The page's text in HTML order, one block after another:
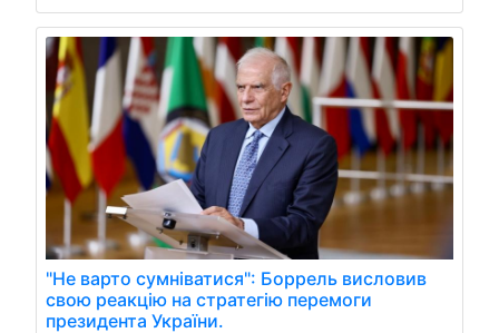
"Не варто сумніватися": Боррель висловив
свою реакцію на стратегію перемоги
президента України.